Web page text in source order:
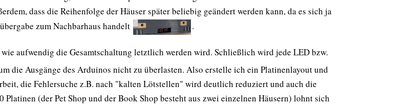
dass die Reihenfolge der Häuser später beliebig geändert werden kann, da es sich ja
zum Nachbarhaus handelt
.
aufwendig die Gesamtschaltung letztlich werden wird. Schließlich wird jede LED bzw.
die Ausgänge des Arduinos nicht zu überlasten. Also erstelle ich ein Platinenlayout und
die Fehlersuche z.B. nach "kalten Lötstellen" wird deutlich reduziert und auch die
(der Pet Shop und der Book Shop besteht aus zwei einzelnen Häusern) lohnt sich